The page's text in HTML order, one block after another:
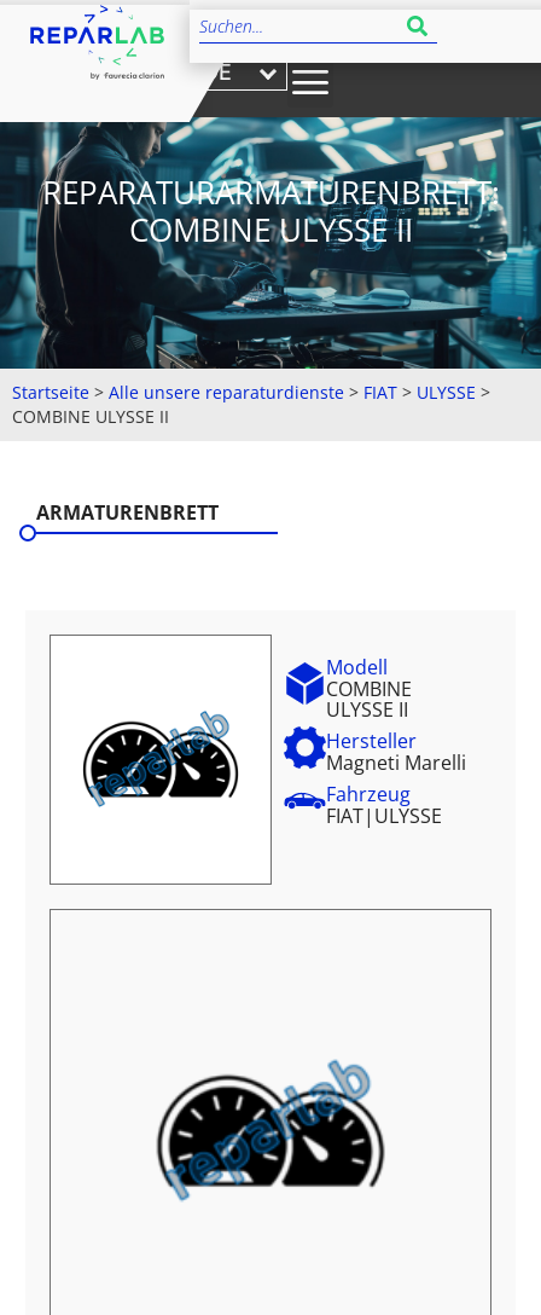
DE
REPARATURARMATURENBRETT:
COMBINE ULYSSE II
Startseite > Alle unsere reparaturdienste > FIAT > ULYSSE >
COMBINE ULYSSE II
ARMATURENBRETT
Modell
COMBINE
ULYSSE II
Hersteller
Magneti Marelli
Fahrzeug
FIAT| ULYSSE